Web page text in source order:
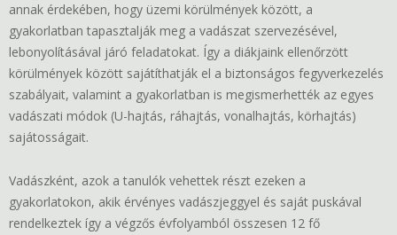
annak érdekében, hogy üzemi körülmények között, a
gyakorlatban tapasztalják meg a vadászat szervezésével,
lebonyolításával járó feladatokat. Így a diákjaink ellenőrzött
körülmények között sajátíthatják el a biztonságos fegyverkezelés
szabályait, valamint a gyakorlatban is megismerhették az egyes
vadászati módok (U-hajtás, ráhajtás, vonalhajtás, körhajtás)
sajátosságait.
Vadászként, azok a tanulók vehettek részt ezeken a
gyakorlatokon, akik érvényes vadászjeggyel és saját puskával
rendelkeztek így a végzős évfolyamból összesen 12 fő